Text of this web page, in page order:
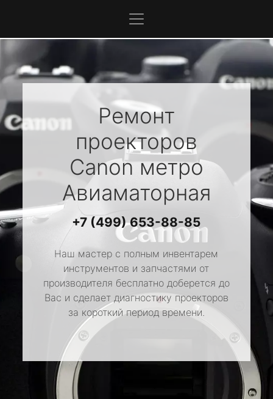
Ремонт
проекторов
Canonметро
Авиаматорная
+7 (499) 653-88-85
Наш мастер с полным инвентарем
инструментов и запчастями от
производителя бесплатно доберется до
Вас и сделает диагностику проекторов
за короткий период времени.